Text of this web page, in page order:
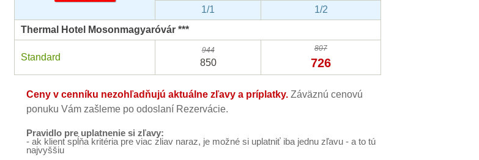
1/1
1/2
Thermal Hotel Mosonmagyaróvár ***
Standard
944
850
807
726
Ceny v cenníku nezohľadňujú aktuálne zľavy a príplatky. Záväznú cenovú
ponuku Vám zašleme po odoslaní Rezervácie.
Pravidlo pre uplatnenie si zľavy:
- ak klient spĺňa kritéria pre viac zliav naraz, je možné si uplatniť iba jednu zľavu - a to tú
najvyššiu